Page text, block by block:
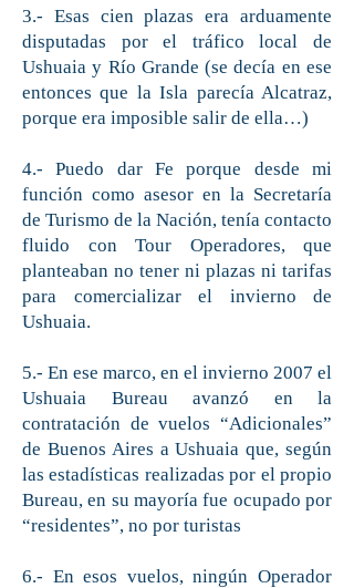
3.- Esas cien plazas era arduamente
disputadas por el tráfico local de
Ushuaia y Río Grande (se decía en ese
entonces que la Isla parecía Alcatraz,
porque era imposible salir de ella…)
4.- Puedo dar Fe porque desde mi
función como asesor en la Secretaría
de Turismo de la Nación, tenía contacto
fluido con Tour Operadores, que
planteaban no tener ni plazas ni tarifas
para comercializar el invierno de
Ushuaia.
5.- En ese marco, en el invierno 2007 el
Ushuaia Bureau avanzó en la
contratación de vuelos “Adicionales”
de Buenos Aires a Ushuaia que, según
las estadísticas realizadas por el propio
Bureau, en su mayoría fue ocupado por
“residentes”, no por turistas
6.- En esos vuelos, ningún Operador